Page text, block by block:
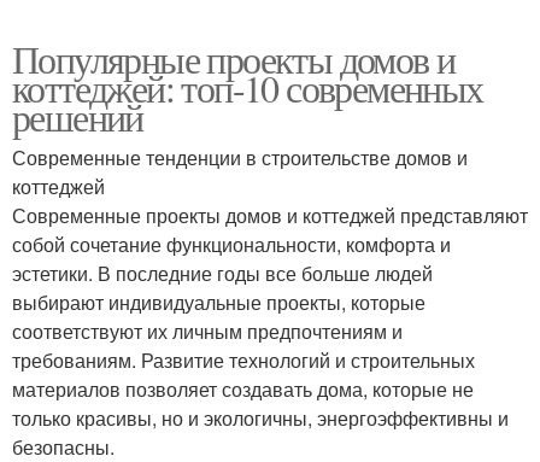
Популярные проекты домов и
коттеджей: топ-10 современных
решений
Современные тенденции в строительстве домов и
коттеджей
Современные проекты домов и коттеджей представляют
собой сочетание функциональности, комфорта и
эстетики. В последние годы все больше людей
выбирают индивидуальные проекты, которые
соответствуют их личным предпочтениям и
требованиям. Развитие технологий и строительных
материалов позволяет создавать дома, которые не
только красивы, но и экологичны, энергоэффективны и
безопасны.